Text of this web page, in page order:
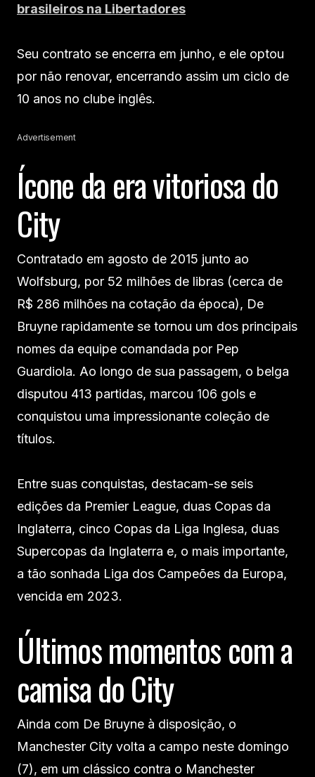
brasileiros na Libertadores
Seu contrato se encerra em junho, e ele optou
por não renovar, encerrando assim um ciclo de
10 anos no clube inglês.
Advertisement
Ícone da era vitoriosa do
City
Contratado em agosto de 2015 junto ao
Wolfsburg, por 52 milhões de libras (cerca de
R$ 286 milhões na cotação da época), De
Bruyne rapidamente se tornou um dos principais
nomes da equipe comandada por Pep
Guardiola. Ao longo de sua passagem, o belga
disputou 413 partidas, marcou 106 gols e
conquistou uma impressionante coleção de
títulos.
Entre suas conquistas, destacam-se seis
edições da Premier League, duas Copas da
Inglaterra, cinco Copas da Liga Inglesa, duas
Supercopas da Inglaterra e, o mais importante,
a tão sonhada Liga dos Campeões da Europa,
vencida em 2023.
Últimos momentos com a
camisa do City
Ainda com De Bruyne à disposição, o
Manchester City volta a campo neste domingo
(7), em um clássico contra o Manchester